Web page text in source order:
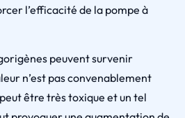
l’efficacité de la pompe à
peuvent survenir
n’est pas convenablement
être très toxique et un tel